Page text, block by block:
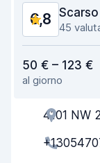
6,8 Scarso
45
Facile da trovare
Gentilezza
Rapidità del
50 € – 123 €
al giorno
4101 NW